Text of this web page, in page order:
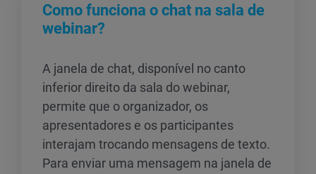
Como funciona o chat na sala de
webinar?
A janela de chat, disponível no canto
inferior direito da sala do webinar,
permite que o organizador, os
apresentadores e os participantes
interajam trocando mensagens de texto.
Para enviar uma mensagem na janela de